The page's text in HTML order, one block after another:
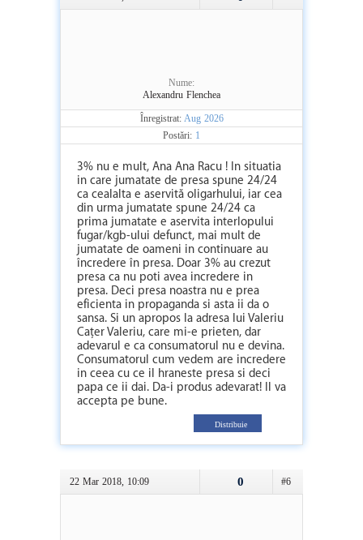
Nume:
Alexandru Flenchea
Înregistrat: Aug 2026
Postări: 1
3% nu e mult, Ana Ana Racu ! In situatia
in care jumatate de presa spune 24/24
ca cealalta e aservită oligarhului, iar cea
din urma jumatate spune 24/24 ca
prima jumatate e aservita interlopului
fugar/kgb-ului defunct, mai mult de
jumatate de oameni in continuare au
încredere în presa. Doar 3% au crezut
presa ca nu poti avea incredere in
presa. Deci presa noastra nu e prea
eficienta in propaganda si asta ii da o
sansa. Si un apropos la adresa lui Valeriu
Caţer Valeriu, care mi-e prieten, dar
adevarul e ca consumatorul nu e devina.
Consumatorul cum vedem are incredere
in ceea cu ce il hraneste presa si deci
papa ce ii dai. Da-i produs adevarat! Il va
accepta pe bune.
Distribuie
22 Mar 2018, 10:09 #6
0